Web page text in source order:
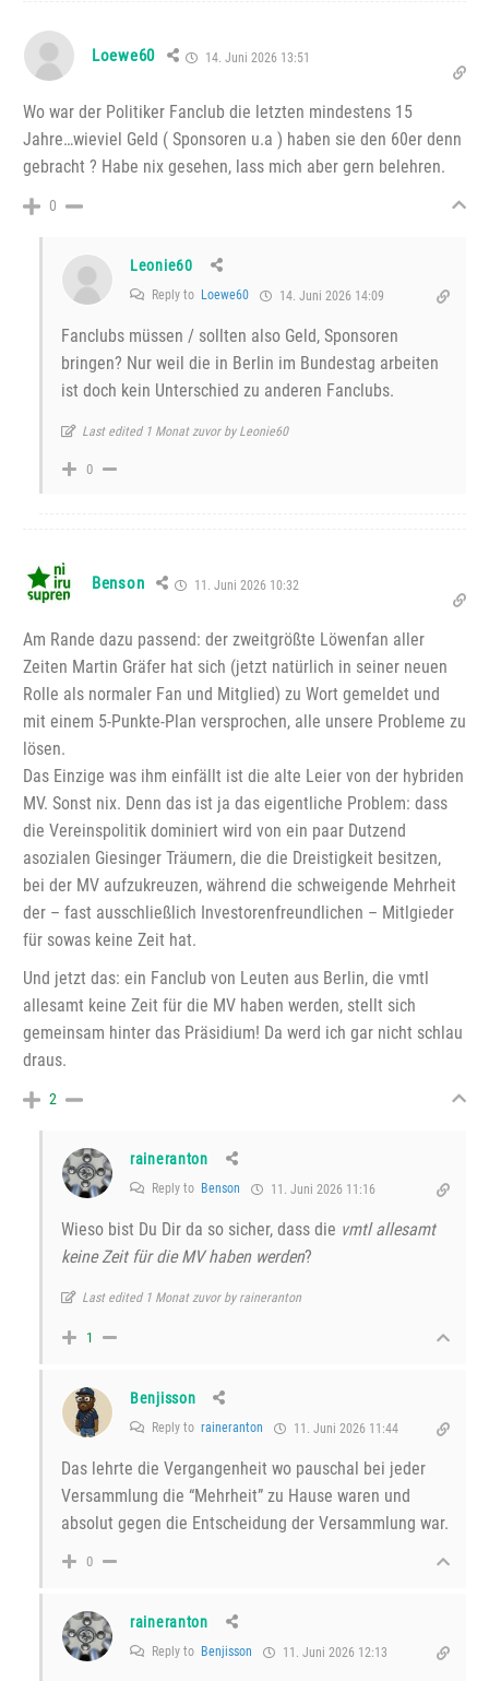
Loewe60 14. Juni 2026 13:51
Wo war der Politiker Fanclub die letzten mindestens 15
Jahre…wieviel Geld ( Sponsoren u.a ) haben sie den 60er denn
gebracht ? Habe nix gesehen, lass mich aber gern belehren.
0
Leonie60
Reply to Loewe60 14. Juni 2026 14:09
Fanclubs müssen / sollten also Geld, Sponsoren
bringen? Nur weil die in Berlin im Bundestag arbeiten
ist doch kein Unterschied zu anderen Fanclubs.
Last edited 1 Monat zuvor by Leonie60
0
Benson 11. Juni 2026 10:32
Am Rande dazu passend: der zweitgrößte Löwenfan aller
Zeiten Martin Gräfer hat sich (jetzt natürlich in seiner neuen
Rolle als normaler Fan und Mitglied) zu Wort gemeldet und
mit einem 5-Punkte-Plan versprochen, alle unsere Probleme zu
lösen.
Das Einzige was ihm einfällt ist die alte Leier von der hybriden
MV. Sonst nix. Denn das ist ja das eigentliche Problem: dass
die Vereinspolitik dominiert wird von ein paar Dutzend
asozialen Giesinger Träumern, die die Dreistigkeit besitzen,
bei der MV aufzukreuzen, während die schweigende Mehrheit
der – fast ausschließlich Investorenfreundlichen – Mitlgieder
für sowas keine Zeit hat.
Und jetzt das: ein Fanclub von Leuten aus Berlin, die vmtl
allesamt keine Zeit für die MV haben werden, stellt sich
gemeinsam hinter das Präsidium! Da werd ich gar nicht schlau
draus.
2
raineranton
Reply to Benson 11. Juni 2026 11:16
Wieso bist Du Dir da so sicher, dass die vmtl allesamt
keine Zeit für die MV haben werden?
Last edited 1 Monat zuvor by raineranton
1
Benjisson
Reply to raineranton 11. Juni 2026 11:44
Das lehrte die Vergangenheit wo pauschal bei jeder
Versammlung die “Mehrheit” zu Hause waren und
absolut gegen die Entscheidung der Versammlung war.
0
raineranton
Reply to Benjisson 11. Juni 2026 12:13